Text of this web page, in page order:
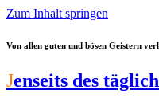
Zum Inhalt springen
Von allen guten und bösen Geistern
Jenseits des